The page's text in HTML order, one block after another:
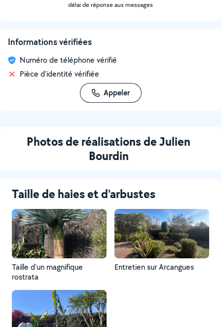
délai de réponse aux messages
Informations vérifiées
Numéro de téléphone vérifié
Pièce d'identité vérifiée
Appeler
Photos de réalisations de Julien
Bourdin
Taille de haies et d'arbustes
Taille d’un magnifique
rostrata
Entretien sur Arcangues